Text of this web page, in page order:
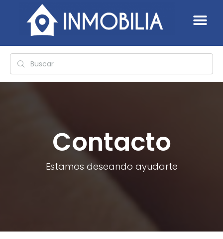
Contacto
Estamos deseando ayudarte